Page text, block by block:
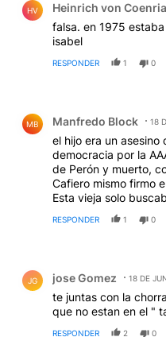
HV Heinrich von
falsa. en 1975
isabel
RESPONDER 1 0
MB Manfredo Block 18
el hijo era un asesino
democracia por la
de Perón y muerto,
Cafiero mismo firmo
Esta vieja solo
RESPONDER 1 0
JG jose Gomez 18 DE
te juntas con la
que no estan en el "
RESPONDER 2 0